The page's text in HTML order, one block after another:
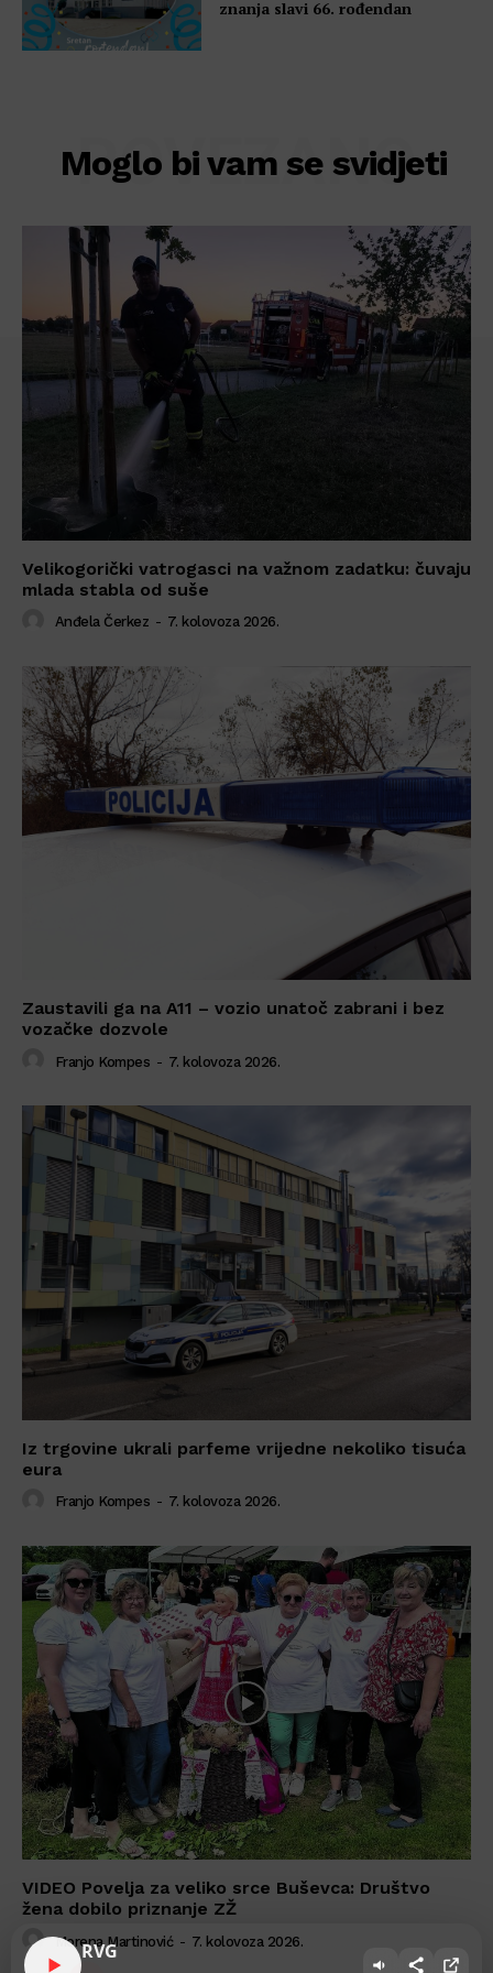
znanja slavi 66. rođendan
Moglo bi vam se svidjeti
POVEZANO
Velikogorički vatrogasci na važnom zadatku: čuvaju
mlada stabla od suše
Anđela Čerkez - 7. kolovoza 2026.
Zaustavili ga na A11 – vozio unatoč zabrani i bez
vozačke dozvole
Franjo Kompes - 7. kolovoza 2026.
Iz trgovine ukrali parfeme vrijedne nekoliko tisuća
eura
Franjo Kompes - 7. kolovoza 2026.
VIDEO Povelja za veliko srce Buševca: Društvo
žena dobilo priznanje ZŽ
Morena Martinović - 7. kolovoza 2026.
RVG